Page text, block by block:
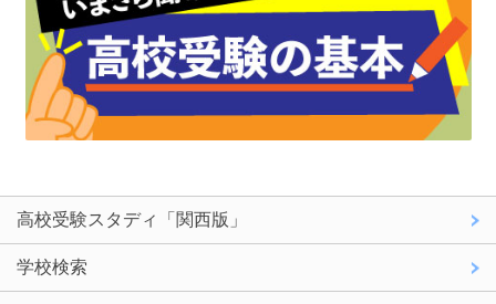
高校受験スタディ「関西版」
学校検索